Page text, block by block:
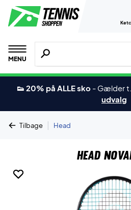
MENU
Søg efter produkter,
👟 20% på ALLE sko - Gælder
udvalg
Tilbage | Head
Head